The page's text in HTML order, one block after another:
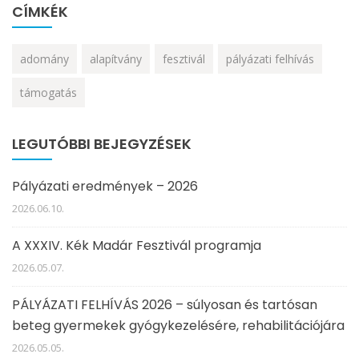
CÍMKÉK
adomány alapítvány fesztivál pályázati felhívás
támogatás
LEGUTÓBBI BEJEGYZÉSEK
Pályázati eredmények – 2026
2026.06.10.
A XXXIV. Kék Madár Fesztivál programja
2026.05.07.
PÁLYÁZATI FELHÍVÁS 2026 – súlyosan és tartósan
beteg gyermekek gyógykezelésére, rehabilitációjára
2026.05.05.